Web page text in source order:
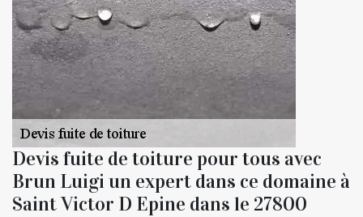
Devis fuite de toiture pour tous avec
Brun Luigi un expert dans ce domaine à
Saint Victor D Epine dans le 27800